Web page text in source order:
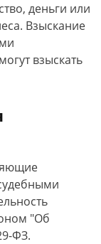
деньги или
Взыскание
взыскать
"Об
ФЗ.